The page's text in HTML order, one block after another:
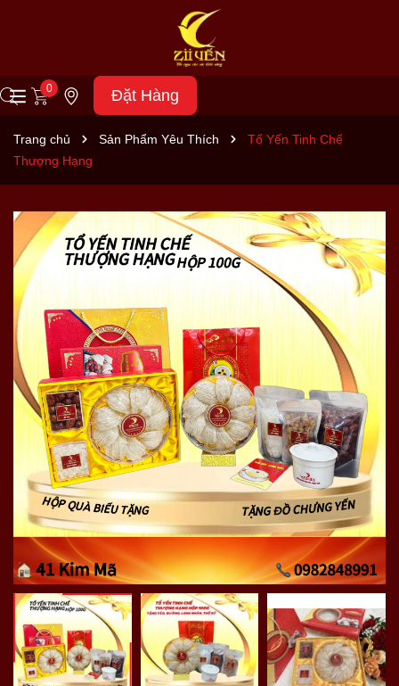
0 Đặt Hàng
Trang chủ Sản Phẩm Yêu Thích
Tổ Yến Tinh Chế
Thượng Hạng